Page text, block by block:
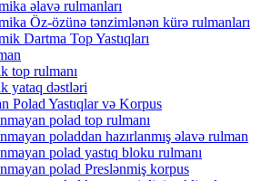
əlavə rulmanları
Öz-özünə tənzimlənən kürə rulmanları
Dartma Top Yastıqları
top rulmanı
yataq dəstləri
Polad Yastıqlar və Korpus
polad top rulmanı
poladdan hazırlanmış əlavə rulman
polad yastıq bloku rulmanı
polad Preslənmiş korpus